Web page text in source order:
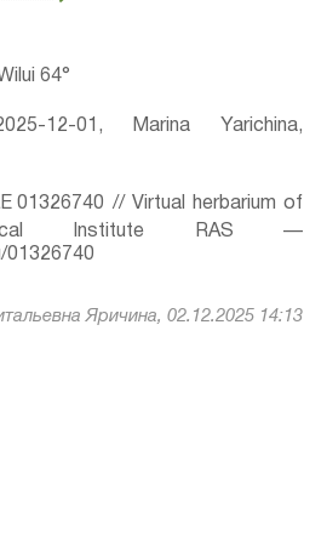
64°
12-01, Marina Yarichina,
01326740 // Virtual herbarium of
Institute RAS —
01326740
Яричина, 02.12.2025 14:13